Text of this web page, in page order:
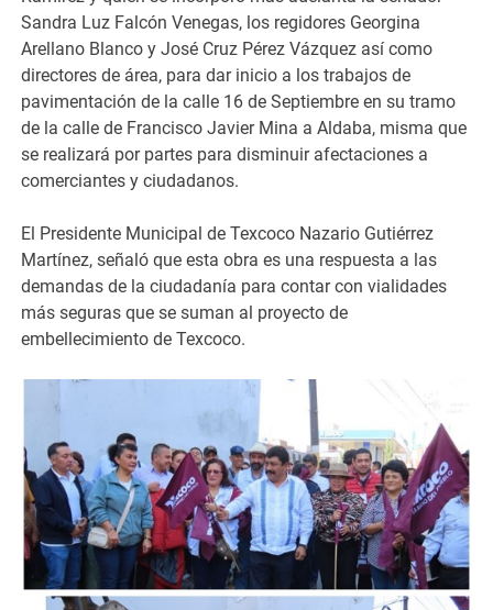
Sandra Luz Falcón Venegas, los regidores Georgina
Arellano Blanco y José Cruz Pérez Vázquez así como
directores de área, para dar inicio a los trabajos de
pavimentación de la calle 16 de Septiembre en su tramo
de la calle de Francisco Javier Mina a Aldaba, misma que
se realizará por partes para disminuir afectaciones a
comerciantes y ciudadanos.
El Presidente Municipal de Texcoco Nazario Gutiérrez
Martínez, señaló que esta obra es una respuesta a las
demandas de la ciudadanía para contar con vialidades
más seguras que se suman al proyecto de
embellecimiento de Texcoco.